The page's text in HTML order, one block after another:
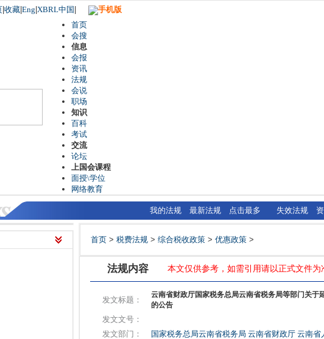
收藏 Eng XBRL中国
手机版
首页
会搜
信息
会报
资讯
法规
会说
职场
知识
百科
考试
交流
论坛
上国会课程
面授\学位
网络教育
我的法规 最新法规 点击最多 失效法规
首页 > 税费法规 > 综合税收政策 > 优惠政策 >
法规内容 本文仅供参考，如需引用请以正式文件为
发文标题：
云南省财政厅国家税务总局云南省税务局等部门关于
的公告
发文文号：
发文部门：
国家税务总局云南省税务局 云南省财政厅 云南省